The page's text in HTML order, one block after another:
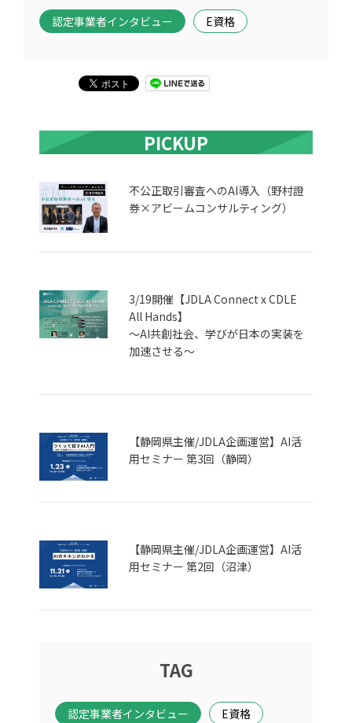
認定事業者インタビュー E資格
PICKUP
不公正取引審査へのAI導入（野村證
券×アビームコンサルティング）
3/19開催【JDLA Connect x CDLE
All Hands】
〜AI共創社会、学びが日本の実装を
加速させる〜
【静岡県主催/JDLA企画運営】AI活
用セミナー 第3回（静岡）
【静岡県主催/JDLA企画運営】AI活
用セミナー 第2回（沼津）
TAG
認定事業者インタビュー E資格